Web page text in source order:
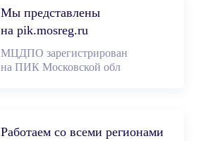
Мы представлены
на pik.mosreg.ru
МЦДПО зарегистрирован
на ПИК Московской обл
Работаем со всеми регионами